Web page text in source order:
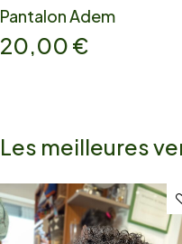
Pantalon Adem
20,00 €
Les meilleures